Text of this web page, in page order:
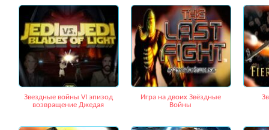
Звездные войны VI эпизод
возвращение Джедая
Игра на двоих Звёздные
Войны